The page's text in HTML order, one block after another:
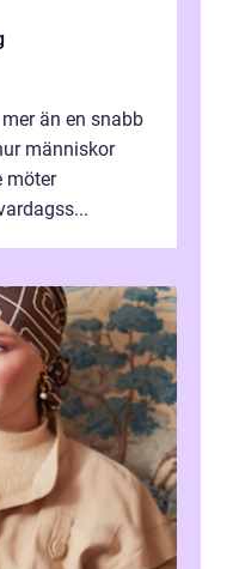
än en snabb
människor
möter